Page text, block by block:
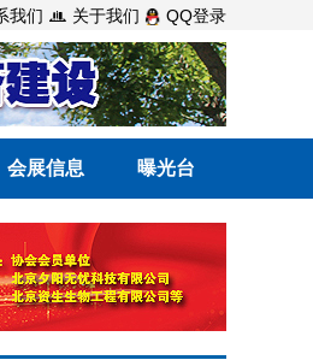
我们  关于我们 QQ登录
会展信息 曝光台